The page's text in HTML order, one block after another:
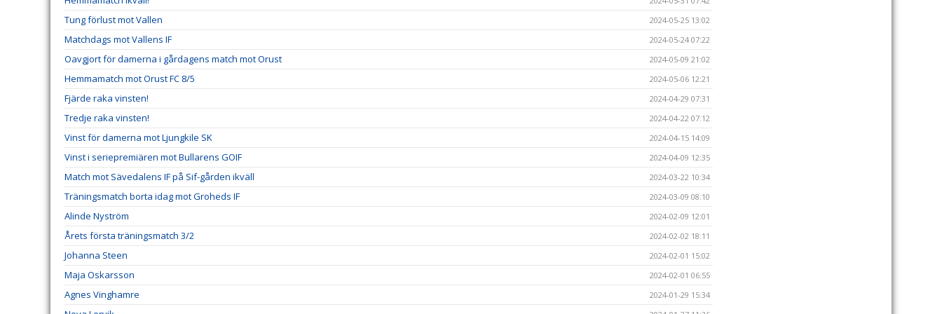
Tung förlust mot Vallen 2024-05-25 13:02
Matchdags mot Vallens IF 2024-05-24 07:22
Oavgjort för damerna i gårdagens match mot Orust 2024-05-09 21:02
Hemmamatch mot Orust FC 8/5 2024-05-06 12:21
Fjärde raka vinsten! 2024-04-29 07:31
Tredje raka vinsten! 2024-04-22 07:12
Vinst för damerna mot Ljungkile SK 2024-04-15 14:09
Vinst i seriepremiären mot Bullarens GOIF 2024-04-09 12:35
Match mot Sävedalens IF på Sif-gården ikväll 2024-03-22 10:34
Träningsmatch borta idag mot Groheds IF 2024-03-09 08:10
Alinde Nyström 2024-02-09 12:01
Årets första träningsmatch 3/2 2024-02-02 18:11
Johanna Steen 2024-02-01 15:02
Maja Oskarsson 2024-02-01 06:55
Agnes Vinghamre 2024-01-29 15:34